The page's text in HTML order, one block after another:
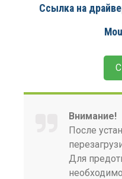
Ссылка на
Внимание!
После
Для